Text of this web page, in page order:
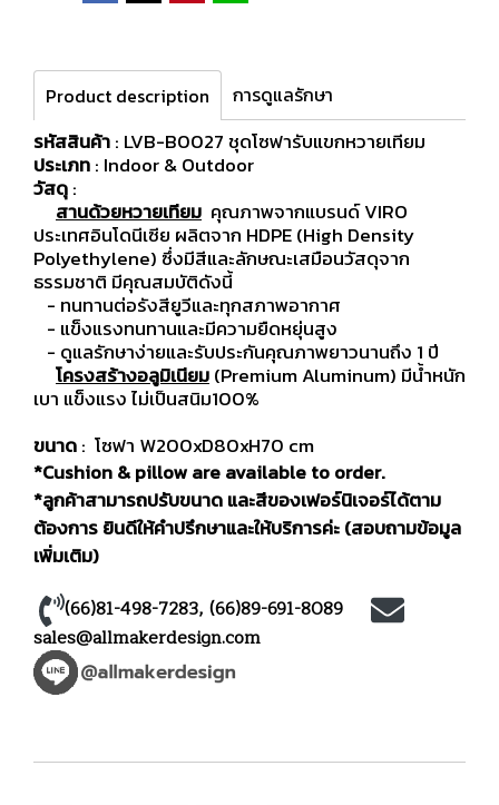
Product description การดูแลรักษา
รหัสสินค้า: LVB-B0027 ชุดโซฟารับแขกหวายเทียม
ประเภท: Indoor & Outdoor
วัสดุ:
สานด้วยหวายเทียม คุณภาพจากแบรนด์ VIRO
ประเทศอินโดนีเซีย ผลิตจาก HDPE (High Density
Polyethylene) ซึ่งมีสีและลักษณะเสมือนวัสดุจาก
ธรรมชาติ มีคุณสมบัติดังนี้
- ทนทานต่อรังสียูวีและทุกสภาพอากาศ
- แข็งแรงทนทานและมีความยืดหยุ่นสูง
- ดูแลรักษาง่ายและรับประกันคุณภาพยาวนานถึง 1 ปี
โครงสร้างอลูมิเนียม(Premium Aluminum) มีน้ำหนัก
เบา แข็งแรง ไม่เป็นสนิม100%
ขนาด: โซฟา W200xD80xH70 cm
*Cushion & pillow are available to order.
*ลูกค้าสามารถปรับขนาด และสีของเฟอร์นิเจอร์ได้ตาม
ต้องการ ยินดีให้คำปรึกษาและให้บริการค่ะ (สอบถามข้อมูล
เพิ่มเติม)
(66)81-498-7283, (66)89-691-8089
sales@allmakerdesign.com